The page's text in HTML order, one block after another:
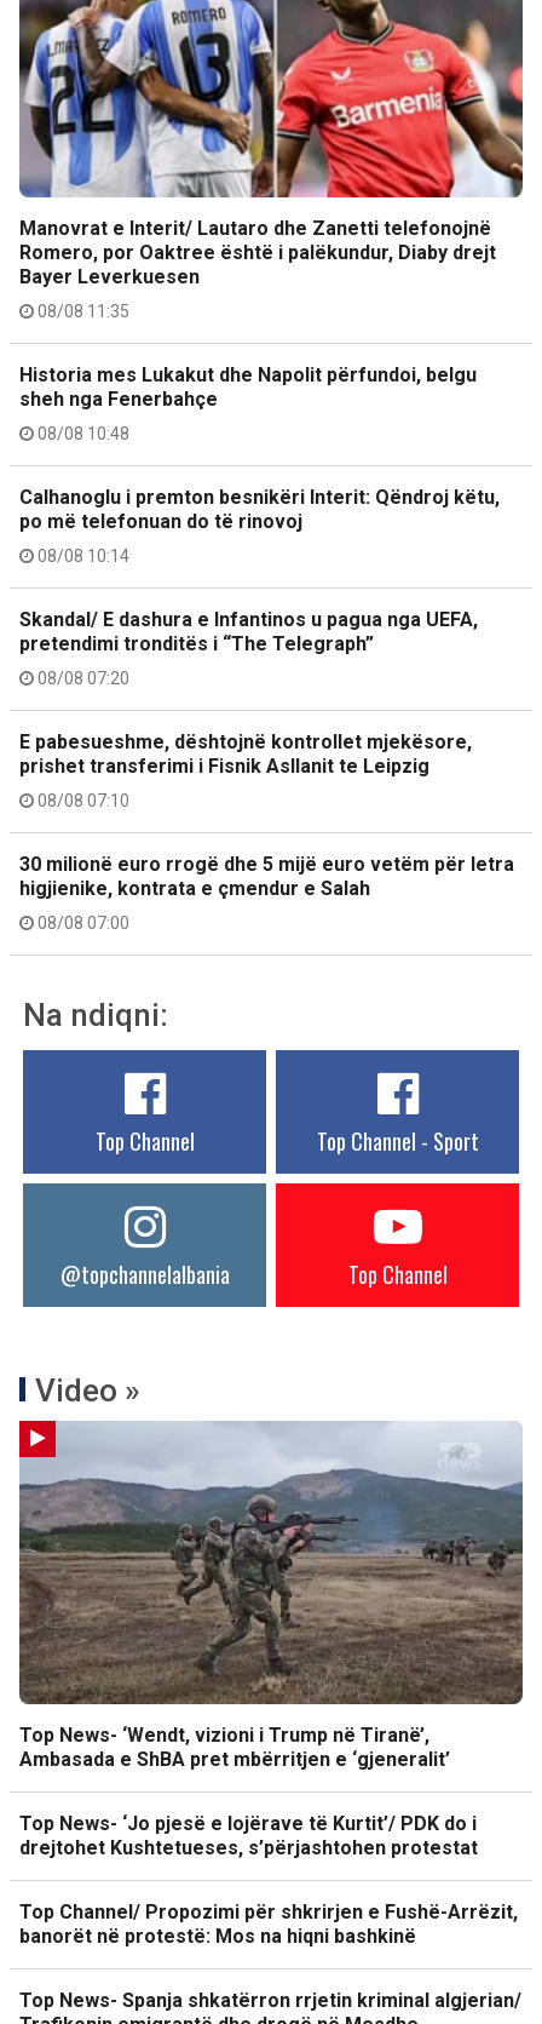
Manovrat e Interit/ Lautaro dhe Zanetti telefonojnë
Romero, por Oaktree është i palëkundur, Diaby drejt
Bayer Leverkuesen
08/08 11:35
Historia mes Lukakut dhe Napolit përfundoi, belgu
sheh nga Fenerbahçe
08/08 10:48
Calhanoglu i premton besnikëri Interit: Qëndroj këtu,
po më telefonuan do të rinovoj
08/08 10:14
Skandal/ E dashura e Infantinos u pagua nga UEFA,
pretendimi tronditës i “The Telegraph”
08/08 07:20
E pabesueshme, dështojnë kontrollet mjekësore,
prishet transferimi i Fisnik Asllanit te Leipzig
08/08 07:10
30 milionë euro rrogë dhe 5 mijë euro vetëm për letra
higjienike, kontrata e çmendur e Salah
08/08 07:00
Na ndiqni:
Top Channel Top Channel - Sport
@topchannelalbania Top Channel
Video »
Top News- ‘Wendt, vizioni i Trump në Tiranë’,
Ambasada e ShBA pret mbërritjen e ‘gjeneralit’
Top News- ‘Jo pjesë e lojërave të Kurtit’/ PDK do i
drejtohet Kushtetueses, s’përjashtohen protestat
Top Channel/ Propozimi për shkrirjen e Fushë-Arrëzit,
banorët në protestë: Mos na hiqni bashkinë
Top News- Spanja shkatërron rrjetin kriminal algjerian/